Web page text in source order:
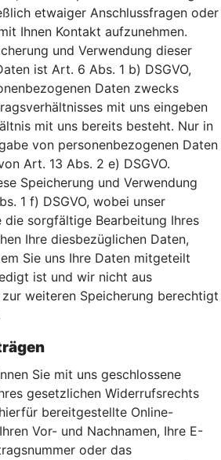
etwaiger Anschlussfragen oder
Ihnen Kontakt aufzunehmen.
und Verwendung dieser
ist Art. 6 Abs. 1 b) DSGVO,
Daten zwecks
mit uns eingeben
mit uns bereits besteht. Nur in
von personenbezogenen Daten
Art. 13 Abs. 2 e) DSGVO.
Speicherung und Verwendung
1 f) DSGVO, wobei unser
die sorgfältige Bearbeitung Ihres
Ihre diesbezüglichen Daten,
Sie uns Ihre Daten mitgeteilt
ist und wir nicht aus
weiteren Speicherung berechtigt
Sie mit uns geschlossene
gesetzlichen Widerrufsrechts
bereitgestellte Online-
Vor- und Nachnamen, Ihre E-
oder das